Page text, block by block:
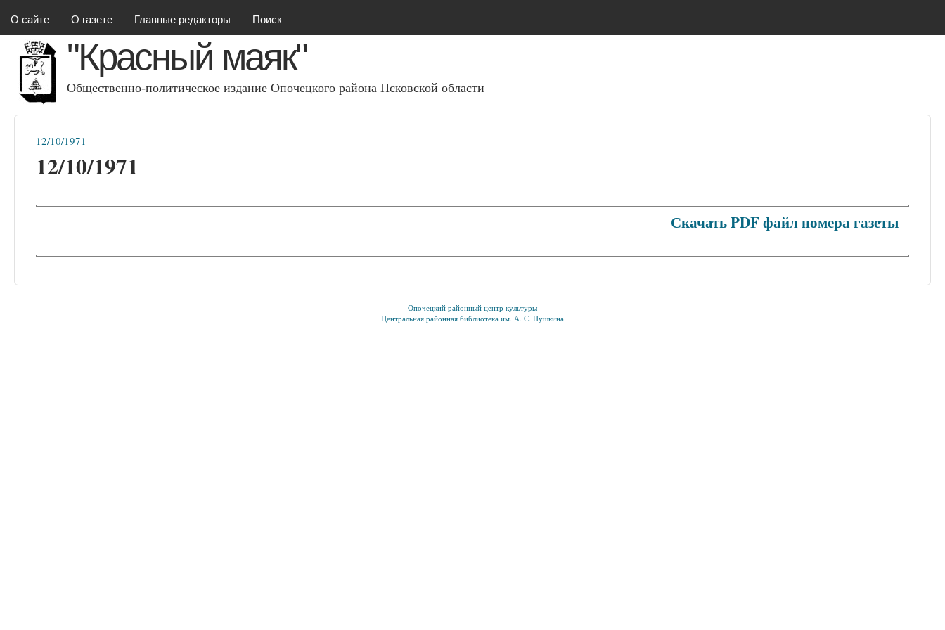
содержанию
О сайте О газете Главные редакторы Поиск
"Красный маяк"
Общественно-политическое издание Опочецкого района Псковcкой области
Вы здесь
12/10/1971
12/10/1971
Скачать PDF файл номера газеты
Опочецкий районный центр культуры
Центральная районная библиотека им. А. С. Пушкина